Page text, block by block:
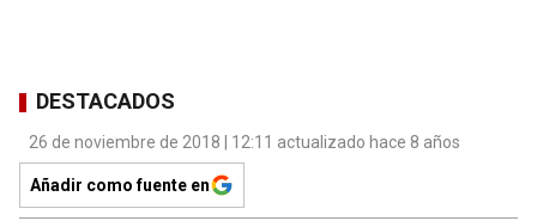
DESTACADOS
26 de noviembre de 2018 | 12:11 actualizado hace 8 años
Añadir como fuente en